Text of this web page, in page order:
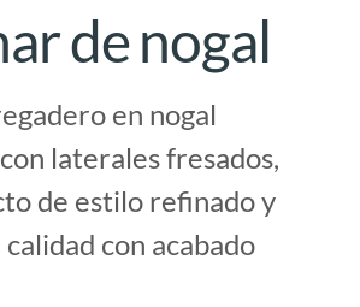
de nogal
en nogal
laterales fresados,
de estilo refinado y
con acabado